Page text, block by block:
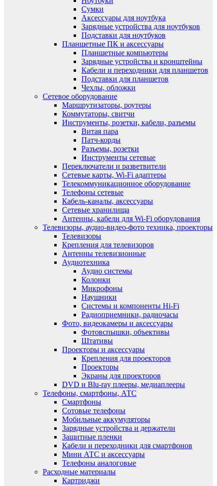
Сумки
Аксессуары для ноутбука
Зарядные устройства для ноутбуков
Подставки для ноутбуков
Планшетные ПК и аксессуары
Планшетные компьютеры
Зарядные устройства и кронштейны
Кабели и переходники для планшетов
Подставки для планшетов
Чехлы, обложки
Сетевое оборудование
Маршрутизаторы, роутеры
Коммутаторы, свитчи
Инструменты, розетки, кабели, разъемы
Витая пара
Патч-корды
Разъемы, розетки
Инструменты сетевые
Переключатели и разветвители
Сетевые карты, Wi-Fi адаптеры
Телекоммуникационное оборудование
Телефоны сетевые
Кабель-каналы, аксессуары
Сетевые хранилища
Антенны, кабели для Wi-Fi оборудования
Телевизоры, аудио-видео-фото техника, проекторы
Телевизоры
Крепления для телевизоров
Антенны телевизионные
Аудиотехника
Аудио системы
Колонки
Микрофоны
Наушники
Системы и компоненты Hi-Fi
Радиоприемники, радиочасы
Фото, видеокамеры и аксессуары
Фотовспышки, объективы
Штативы
Проекторы и аксессуары
Крепления для проекторов
Проекторы
Экраны для проекторов
DVD и Blu-ray плееры, медиаплееры
Телефоны, смартфоны, АТС
Смартфоны
Сотовые телефоны
Мобильные аккумуляторы
Зарядные устройства и держатели
Защитные пленки
Кабели и переходники для смартфонов
Мини АТС и аксессуары
Телефоны аналоговые
Расходные материалы
Картриджи